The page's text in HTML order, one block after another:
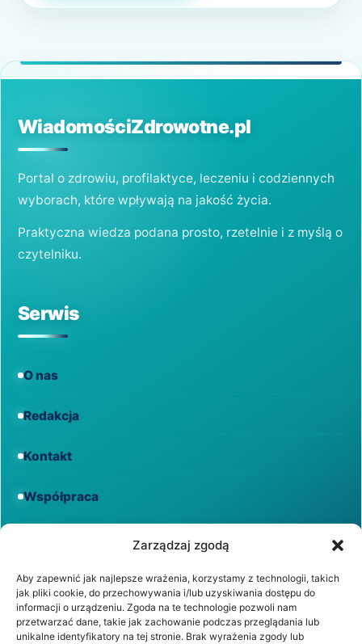
Zarządzaj zgodą
Aby zapewnić jak najlepsze wrażenia, korzystamy z technologii, takich
jak pliki cookie, do przechowywania i/lub uzyskiwania dostępu do
informacji o urządzeniu. Zgoda na te technologie pozwoli nam
przetwarzać dane, takie jak zachowanie podczas przeglądania lub
unikalne identyfikatory na tej stronie. Brak wyrażenia zgody lub
utrzymaniu równowagi hormonalnej i
NATURALNE
WiadomościZdrowotne.pl
Portal o zdrowiu, profilaktyce, leczeniu i codziennych
wyborach, które wpływają na jakość życia.
Praktyczna wiedza podana prosto, rzetelnie i z myślą o
czytelniku.
Serwis
O nas
Redakcja
Kontakt
Współpraca
Regulamin